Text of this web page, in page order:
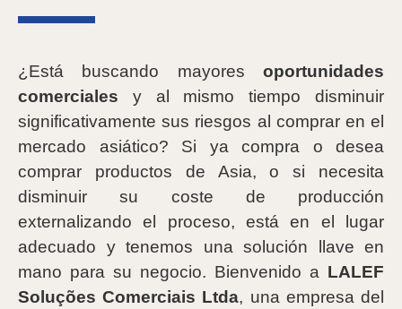
¿Está buscando mayores oportunidades
comerciales y al mismo tiempo disminuir
significativamente sus riesgos al comprar en el
mercado asiático? Si ya compra o desea
comprar productos de Asia, o si necesita
disminuir su coste de producción
externalizando el proceso, está en el lugar
adecuado y tenemos una solución llave en
mano para su negocio. Bienvenido a LALEF
Soluções Comerciais Ltda, una empresa del